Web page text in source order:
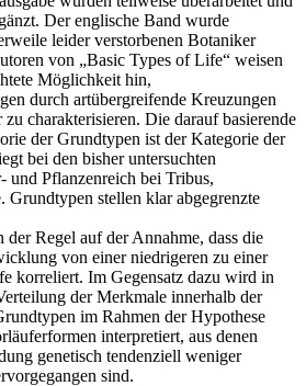
Der englische Band wurde
leider verstorbenen Botaniker
von „Basic Types of Life“ weisen
Möglichkeit hin,
durch artübergreifende Kreuzungen
charakterisieren. Die darauf basierende
der Grundtypen ist der Kategorie der
bei den bisher untersuchten
und Pflanzenreich bei Tribus,
stellen klar abgegrenzte
der Regel auf der Annahme, dass die
von einer niedrigeren zu einer
korreliert. Im Gegensatz dazu wird in
der Merkmale innerhalb der
im Rahmen der Hypothese
interpretiert, aus denen
genetisch tendenziell weniger
sind.